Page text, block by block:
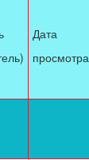
Дата
просмотра